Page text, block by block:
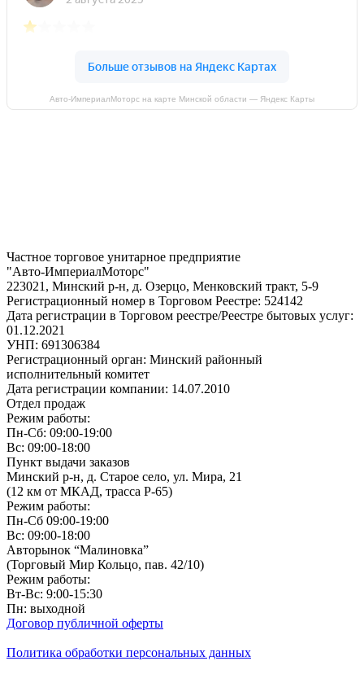
Авто-ИмпериалМоторс на карте Минской области — Яндекс Карты
Частное торговое унитарное предприятие
"Авто-ИмпериалМоторс"
223021, Минский р-н, д. Озерцо, Менковский тракт, 5-9
Регистрационный номер в Торговом Реестре: 524142
Дата регистрации в Торговом реестре/Реестре бытовых услуг:
01.12.2021
УНП: 691306384
Регистрационный орган: Минский районный
исполнительный комитет
Дата регистрации компании: 14.07.2010
Отдел продаж
Режим работы:
Пн-Сб: 09:00-19:00
Вс: 09:00-18:00
Пункт выдачи заказов
Минский р-н, д. Старое село, ул. Мира, 21
(12 км от МКАД, трасса P-65)
Режим работы:
Пн-Сб 09:00-19:00
Вс: 09:00-18:00
Авторынок “Малиновка”
(Торговый Мир Кольцо, пав. 42/10)
Режим работы:
Вт-Вс: 9:00-15:30
Пн: выходной
Договор публичной оферты
Политика обработки персональных данных